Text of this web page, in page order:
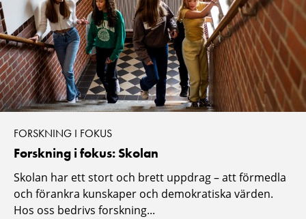
FORSKNING I FOKUS
Forskning i fokus: Skolan
Skolan har ett stort och brett uppdrag – att förmedla
och förankra kunskaper och demokratiska värden.
Hos oss bedrivs forskning...